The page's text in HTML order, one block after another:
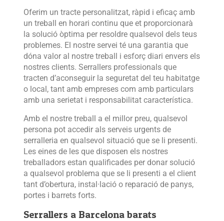
Oferim un tracte personalitzat, ràpid i eficaç amb
un treball en horari continu que et proporcionarà
la solució òptima per resoldre qualsevol dels teus
problemes. El nostre servei té una garantia que
dóna valor al nostre treball i esforç diari envers els
nostres clients. Serrallers professionals que
tracten d’aconseguir la seguretat del teu habitatge
o local, tant amb empreses com amb particulars
amb una serietat i responsabilitat característica.
Amb el nostre treball a el millor preu, qualsevol
persona pot accedir als serveis urgents de
serralleria en qualsevol situació que se li presenti.
Les eines de les que disposen els nostres
treballadors estan qualificades per donar solució
a qualsevol problema que se li presenti a el client
tant d’obertura, instal·lació o reparació de panys,
portes i barrets forts.
Serrallers a Barcelona barats